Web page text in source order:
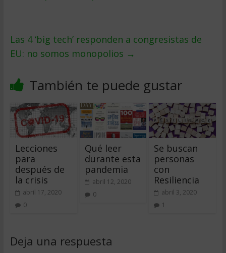
Las 4 ‘big tech’ responden a congresistas de
EU: no somos monopolios →
También te puede gustar
Lecciones
para
después de
la crisis
abril 17, 2020
0
Qué leer
durante esta
pandemia
abril 12, 2020
0
Se buscan
personas
con
Resiliencia
abril 3, 2020
1
Deja una respuesta